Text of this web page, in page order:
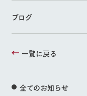
ブログ
一覧に戻る
全てのお知らせ